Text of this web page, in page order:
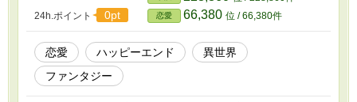
なる！？ ※当作品は「混血才女の政略結婚」の続編です ※「魔王
直下の相談室」「混血才女の政略結婚」をお読みいただくと、より
楽しんでいただけるかと思います ※R18の表現を軽く含む話には
「*」、それよりも上のものには「**」を付けています
24h.ポイント 0pt 恋愛 66,380 位 / 66,380件
恋愛 ハッピーエンド
異世界
ファンタジー